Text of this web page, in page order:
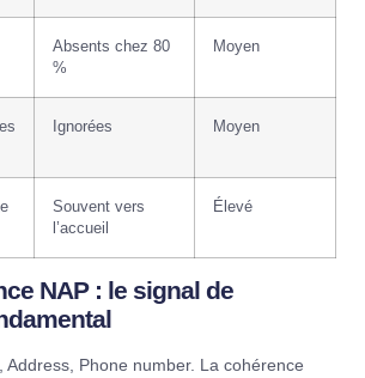
Absents chez 80
%
Moyen
Ignorées Moyen
Souvent vers
l’accueil
Élevé
NAP : le signal de
Address, Phone number. La cohérence